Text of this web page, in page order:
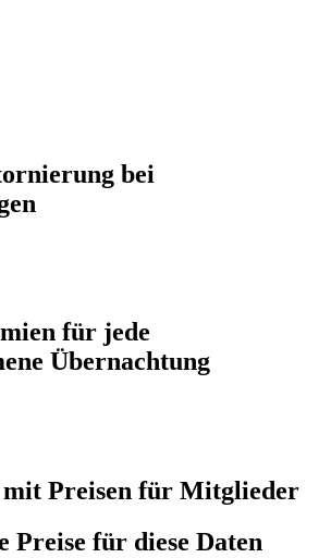
bei
für jede
Übernachtung
Preisen für Mitglieder
Preise für diese Daten